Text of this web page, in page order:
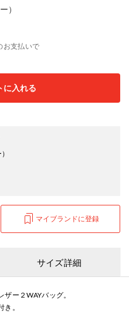
）
お支払いで
に入れる
マイブランドに登録
サイズ詳細
ー２WAYバッグ。
。